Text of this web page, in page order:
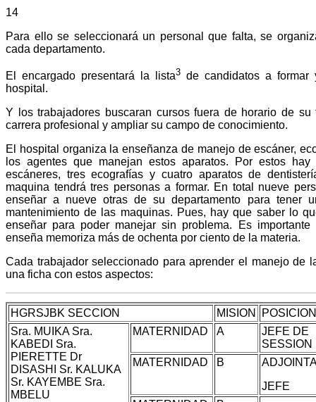
14
Para ello se seleccionará un personal que falta, se
cada departamento.
El encargado presentará la lista3 de candidatos a
hospital.
Y los trabajadores buscaran cursos fuera de horario de
carrera profesional y ampliar su campo de conocimiento.
El hospital organiza la enseñanza de manejo de escáner,
los agentes que manejan estos aparatos. Por estos
escáneres, tres ecografías y cuatro aparatos de
maquina tendrá tres personas a formar. En total nueve
enseñar a nueve otras de su departamento para tener
mantenimiento de las maquinas. Pues, hay que saber lo
enseñar para poder manejar sin problema. Es
enseña memoriza más de ochenta por ciento de la materia.
Cada trabajador seleccionado para aprender el manejo de
una ficha con estos aspectos:
HGRSJBK SECCION MISION
POSICION
Sra. MUIKA Sra.
KABEDI Sra.
PIERETTE Dr
DISASHI Sr. KALUKA
Sr. KAYEMBE Sra.
MBELU
MATERNIDAD A
JEFE DE
SESSION
MATERNIDAD
B
JEFE